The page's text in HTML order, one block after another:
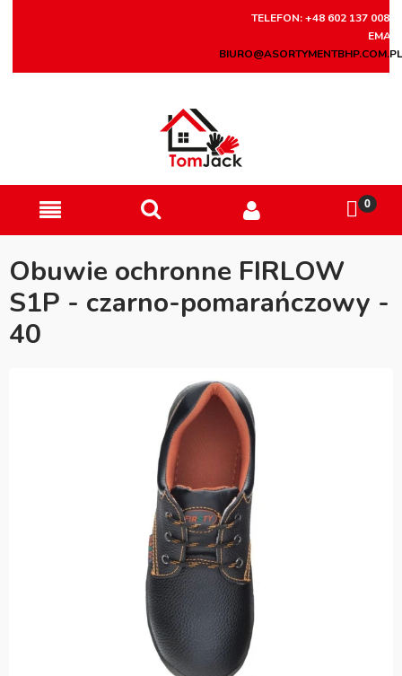
TELEFON: +48 602 137 008
EMAIL:
BIURO@ASORTYMENTBHP.COM.PL
Obuwie ochronne FIRLOW
S1P - czarno-pomarańczowy -
40